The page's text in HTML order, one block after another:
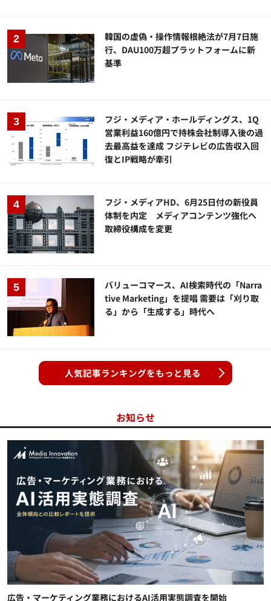
韓国の虚偽・操作情報根絶法が7月7日施
行、DAU100万超プラットフォームに新
基準
フジ・メディア・ホールディングス、1Q
営業利益160億円で持株会社制導入後の過
去最高益を達成 フジテレビの広告収入回
復とIP戦略が牽引
フジ・メディアHD、6月25日付の新役員
体制を内定 メディアコンテンツ強化へ
取締役構成を変更
バリューコマース、AI検索時代の「Narra
tive Marketing」を提唱 需要は「刈り取
る」から「生成する」時代へ
人気記事ランキングをもっと見る
お知らせ
広告・マーケティング業務におけるAI活用実態調査を開始